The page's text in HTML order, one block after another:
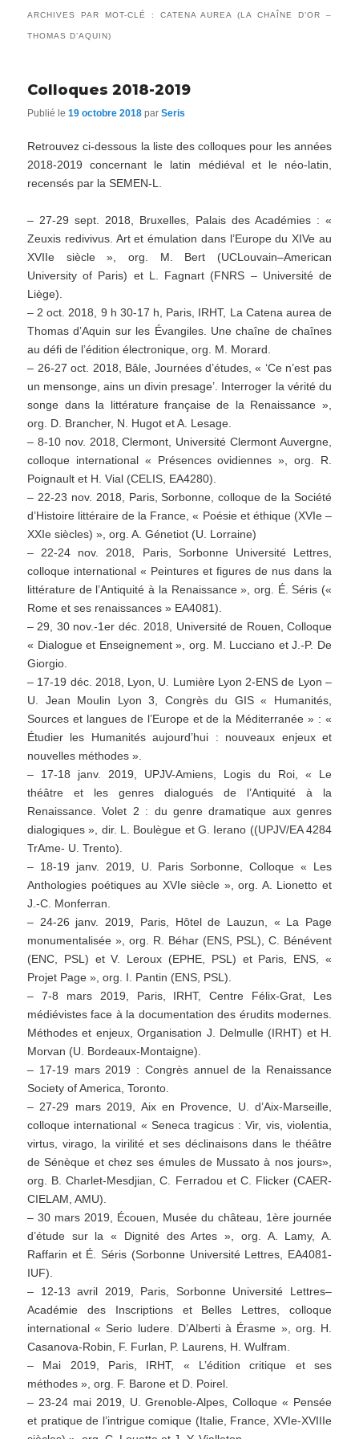
ARCHIVES PAR MOT-CLÉ : CATENA AUREA (LA CHAÎNE D’OR –
THOMAS D’AQUIN)
Colloques 2018-2019
Publié le19 octobre 2018 parSeris
Retrouvez ci-dessous la liste des colloques pour les années
2018-2019 concernant le latin médiéval et le néo-latin,
recensés par la SEMEN-L.
– 27-29 sept. 2018, Bruxelles, Palais des Académies : «
Zeuxis redivivus. Art et émulation dans l’Europe du XIVe au
XVIIe siècle », org. M. Bert (UCLouvain–American
University of Paris) et L. Fagnart (FNRS – Université de
Liège).
– 2 oct. 2018, 9 h 30-17 h, Paris, IRHT, La Catena aurea de
Thomas d’Aquin sur les Évangiles. Une chaîne de chaînes
au défi de l’édition électronique, org. M. Morard.
– 26-27 oct. 2018, Bâle, Journées d’études, « ‘Ce n’est pas
un mensonge, ains un divin presage’. Interroger la vérité du
songe dans la littérature française de la Renaissance »,
org. D. Brancher, N. Hugot et A. Lesage.
– 8-10 nov. 2018, Clermont, Université Clermont Auvergne,
colloque international « Présences ovidiennes », org. R.
Poignault et H. Vial (CELIS, EA4280).
– 22-23 nov. 2018, Paris, Sorbonne, colloque de la Société
d’Histoire littéraire de la France, « Poésie et éthique (XVIe –
XXIe siècles) », org. A. Génetiot (U. Lorraine)
– 22-24 nov. 2018, Paris, Sorbonne Université Lettres,
colloque international « Peintures et figures de nus dans la
littérature de l’Antiquité à la Renaissance », org. É. Séris («
Rome et ses renaissances » EA4081).
– 29, 30 nov.-1er déc. 2018, Université de Rouen, Colloque
« Dialogue et Enseignement », org. M. Lucciano et J.-P. De
Giorgio.
– 17-19 déc. 2018, Lyon, U. Lumière Lyon 2-ENS de Lyon –
U. Jean Moulin Lyon 3, Congrès du GIS « Humanités,
Sources et langues de l’Europe et de la Méditerranée » : «
Étudier les Humanités aujourd’hui : nouveaux enjeux et
nouvelles méthodes ».
– 17-18 janv. 2019, UPJV-Amiens, Logis du Roi, « Le
théâtre et les genres dialogués de l’Antiquité à la
Renaissance. Volet 2 : du genre dramatique aux genres
dialogiques », dir. L. Boulègue et G. Ierano ((UPJV/EA 4284
TrAme- U. Trento).
– 18-19 janv. 2019, U. Paris Sorbonne, Colloque « Les
Anthologies poétiques au XVIe siècle », org. A. Lionetto et
J.-C. Monferran.
– 24-26 janv. 2019, Paris, Hôtel de Lauzun, « La Page
monumentalisée », org. R. Béhar (ENS, PSL), C. Bénévent
(ENC, PSL) et V. Leroux (EPHE, PSL) et Paris, ENS, «
Projet Page », org. I. Pantin (ENS, PSL).
– 7-8 mars 2019, Paris, IRHT, Centre Félix-Grat, Les
médiévistes face à la documentation des érudits modernes.
Méthodes et enjeux, Organisation J. Delmulle (IRHT) et H.
Morvan (U. Bordeaux-Montaigne).
– 17-19 mars 2019 : Congrès annuel de la Renaissance
Society of America, Toronto.
– 27-29 mars 2019, Aix en Provence, U. d’Aix-Marseille,
colloque international « Seneca tragicus : Vir, vis, violentia,
virtus, virago, la virilité et ses déclinaisons dans le théâtre
de Sénèque et chez ses émules de Mussato à nos jours»,
org. B. Charlet-Mesdjian, C. Ferradou et C. Flicker (CAER-
CIELAM, AMU).
– 30 mars 2019, Écouen, Musée du château, 1ère journée
d’étude sur la « Dignité des Artes », org. A. Lamy, A.
Raffarin et É. Séris (Sorbonne Université Lettres, EA4081-
IUF).
– 12-13 avril 2019, Paris, Sorbonne Université Lettres–
Académie des Inscriptions et Belles Lettres, colloque
international « Serio ludere. D’Alberti à Érasme », org. H.
Casanova-Robin, F. Furlan, P. Laurens, H. Wulfram.
– Mai 2019, Paris, IRHT, « L’édition critique et ses
méthodes », org. F. Barone et D. Poirel.
– 23-24 mai 2019, U. Grenoble-Alpes, Colloque « Pensée
et pratique de l’intrigue comique (Italie, France, XVIe-XVIIIe